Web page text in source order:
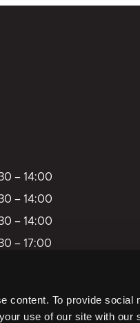
content. To provide
use of our site with
– 14:00
– 14:00
– 14:00
– 17:00